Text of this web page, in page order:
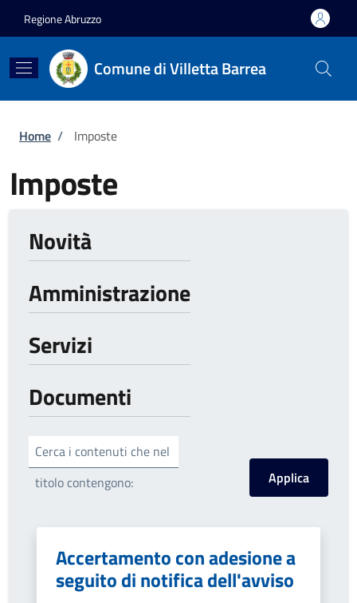
Regione Abruzzo
Comune di Villetta Barrea
Briciole di pane
Home / Imposte
Imposte
Novità
Amministrazione
Servizi
Documenti
Cerca i contenuti che nel
titolo contengono:
Accertamento con adesione a
seguito di notifica dell'avviso